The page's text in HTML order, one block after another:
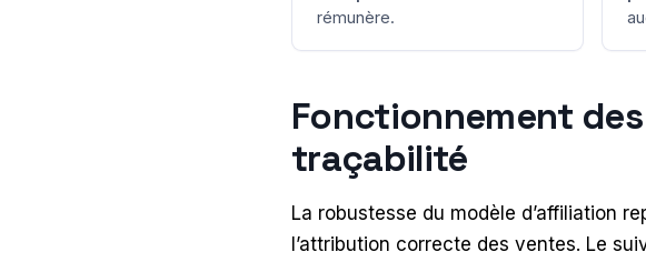
rémunère.
Fonctionnement
traçabilité
La robustesse du modèle d’affiliation
l’attribution correcte des ventes. Le